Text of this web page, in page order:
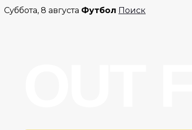
Перейти
Суббота, 8 августа Футбол Поиск